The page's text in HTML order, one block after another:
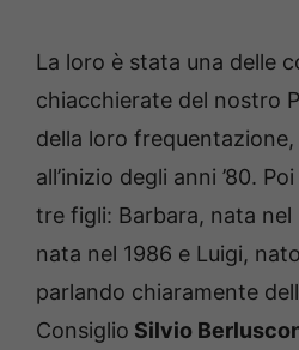
La loro è stata una delle
chiacchierate del nostro
della loro
all’inizio degli anni ’80.
tre figli: Barbara, nata nel
nata nel 1986 e Luigi,
parlando chiaramente
Consiglio Silvio